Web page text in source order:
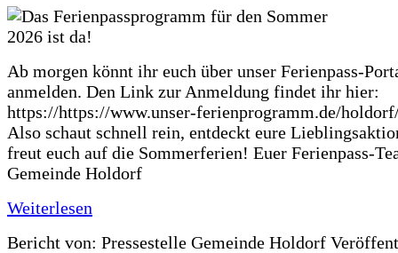
Ab morgen könnt ihr euch über unser Ferienpass-
anmelden. Den Link zur Anmeldung findet ihr hier:
https://https://www.unser-ferienprogramm.de/
Also schaut schnell rein, entdeckt eure
freut euch auf die Sommerferien! Euer Ferienpass-
Gemeinde Holdorf
Weiterlesen
Bericht von: Pressestelle Gemeinde Holdorf